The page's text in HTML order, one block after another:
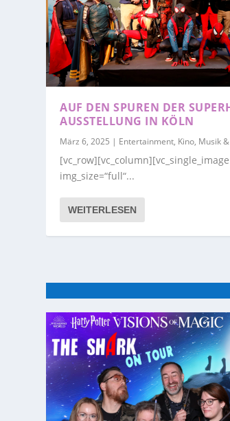
AUF DEN SPUREN DER
AUSSTELLUNG IN KÖLN
März 6, 2025 | Entertainment, Kino, Musik
[vc_row][vc_column][vc_single_image
img_size=“full“...
WEITERLESEN